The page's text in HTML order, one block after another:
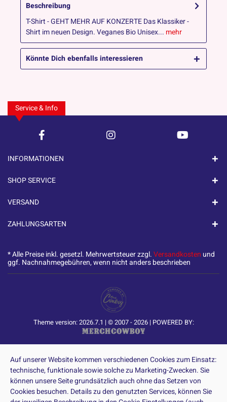
Beschreibung
T-Shirt - GEHT MEHR AUF KONZERTE Das Klassiker -
Shirt im neuen Design. Veganes Bio Unisex... mehr
Könnte Dich ebenfalls interessieren
Service & Info
INFORMATIONEN
SHOP SERVICE
VERSAND
ZAHLUNGSARTEN
* Alle Preise inkl. gesetzl. Mehrwertsteuer zzgl.Versandkosten und
ggf. Nachnahmegebühren, wenn nicht anders beschrieben
Theme version: 2026.7.1 | © 2007 - 2026 | POWERED BY:
Auf unserer Website kommen verschiedenen Cookies zum Einsatz:
technische, funktionale sowie solche zu Marketing-Zwecken. Sie
können unsere Seite grundsätzlich auch ohne das Setzen von
Cookies besuchen. Details zu den genutzten Services, können Sie